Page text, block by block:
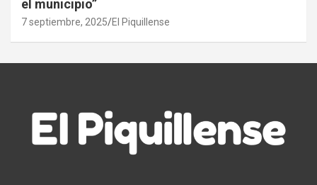
el municipio”
7 septiembre, 2025 El Piquillense